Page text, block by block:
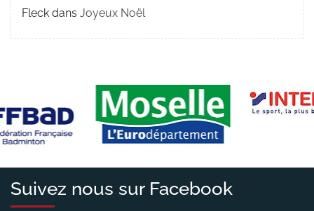
Fleck dans Joyeux Noël
Suivez nous sur Facebook